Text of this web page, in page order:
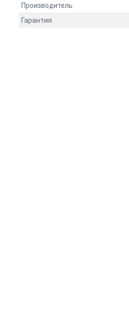
Производитель
Гарантия